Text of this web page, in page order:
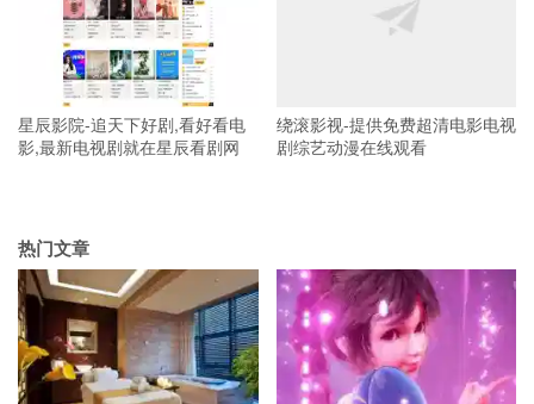
星辰影院-追天下好剧,看好看电
影,最新电视剧就在星辰看剧网
绕滚影视-提供免费超清电影电视
剧综艺动漫在线观看
热门文章